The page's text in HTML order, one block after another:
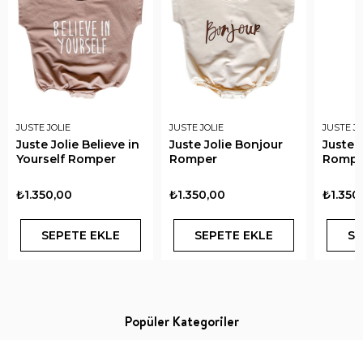
JUSTE JOLIE
Juste Jolie Believe in
Yourself Romper
₺1.350,00
SEPETE EKLE
JUSTE JOLIE
Juste Jolie Bonjour
Romper
₺1.350,00
SEPETE EKLE
JUSTE
Juste
Popüler Kategoriler